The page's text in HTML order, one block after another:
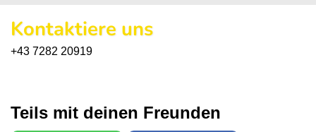
Kontaktiere uns
+43 7282 20919
Teils mit deinen Freunden